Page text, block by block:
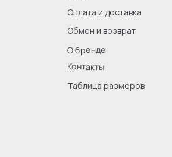
Оплата и доставка
Обмен и возврат
О бренде
Контакты
Таблица размеров